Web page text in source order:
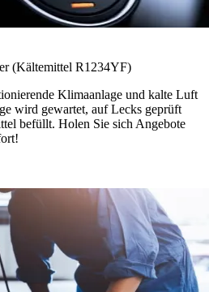
(Kältemittel R1234YF)
Klimaanlage und kalte Luft
wird gewartet, auf Lecks geprüft
befüllt. Holen Sie sich Angebote